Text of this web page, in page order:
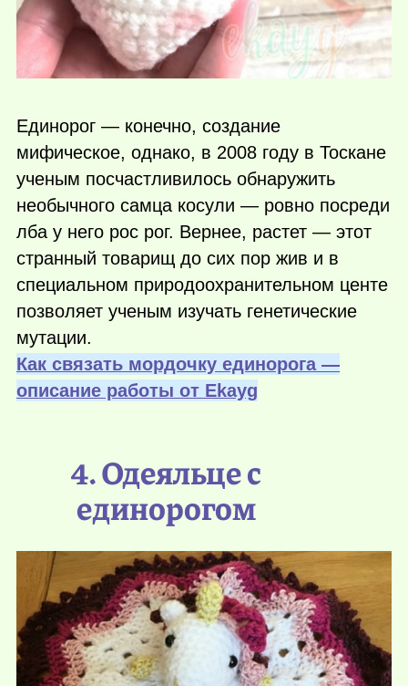
Единорог — конечно, создание
мифическое, однако, в 2008 году в Тоскане
ученым посчастливилось обнаружить
необычного самца косули — ровно посреди
лба у него рос рог. Вернее, растет — этот
странный товарищ до сих пор жив и в
специальном природоохранительном центе
позволяет ученым изучать генетические
мутации.
Как связать мордочку единорога —
описание работы от Еkayg
4. Одеяльце с
единорогом